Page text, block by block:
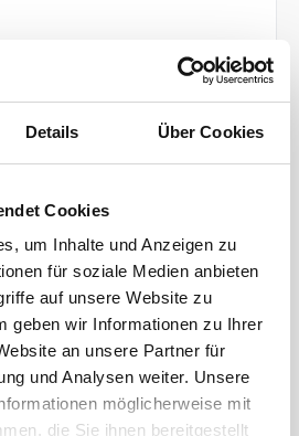
Details Über Cookies
Cookies
um Inhalte und Anzeigen zu
für soziale Medien anbieten
auf unsere Website zu
geben wir Informationen zu Ihrer
an unsere Partner für
und Analysen weiter. Unsere
möglicherweise mit
die Sie ihnen bereitgestellt